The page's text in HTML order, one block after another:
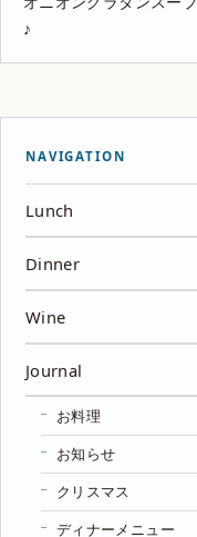
♪
NAVIGATION
Lunch
Dinner
Wine
Journal
お料理
お知らせ
クリスマス
ディナーメニュー